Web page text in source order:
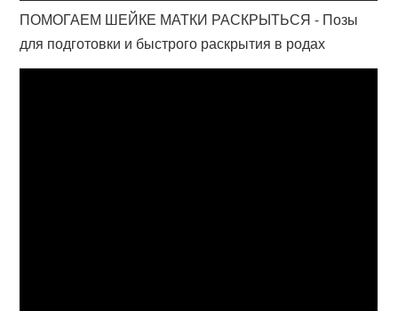
ПОМОГАЕМ ШЕЙКЕ МАТКИ РАСКРЫТЬСЯ - Позы
для подготовки и быстрого раскрытия в родах